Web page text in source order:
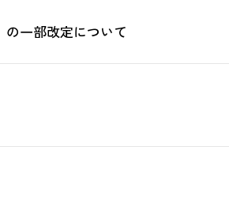
の一部改定について